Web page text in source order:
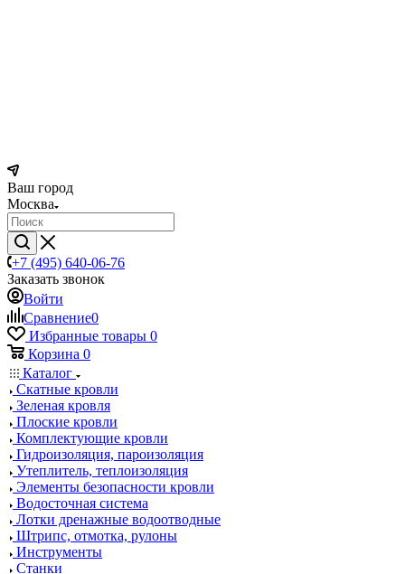
Ваш город
Москва
+7 (495) 640-06-76
Заказать звонок
Войти
Сравнение0
Избранные товары 0
Корзина 0
Каталог
Скатные кровли
Зеленая кровля
Плоские кровли
Комплектующие кровли
Гидроизоляция, пароизоляция
Утеплитель, теплоизоляция
Элементы безопасности кровли
Водосточная система
Лотки дренажные водоотводные
Штрипс, отмотка, рулоны
Инструменты
Станки